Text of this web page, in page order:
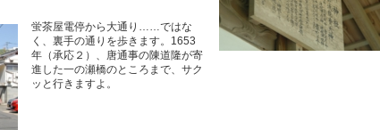
蛍茶屋電停から大通り……ではな
く、裏手の通りを歩きます。1653
年（承応２）、唐通事の陳道隆が寄
進した一の瀬橋のところまで、サク
ッと行きますよ。